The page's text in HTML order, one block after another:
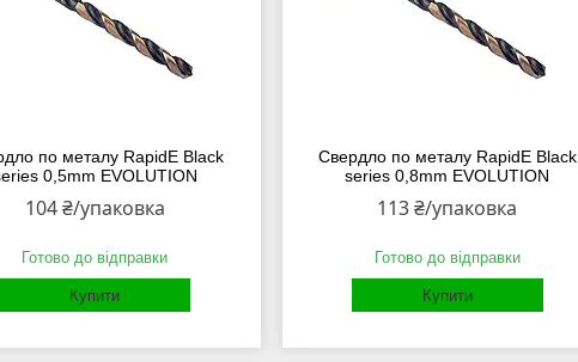
по металу RapidE Black
0,5mm EVOLUTION
104 ₴/упаковка
Готово до відправки
Купити
Свердло по металу RapidE Black
series 0,8mm EVOLUTION
113 ₴/упаковка
Готово до відправки
Купити